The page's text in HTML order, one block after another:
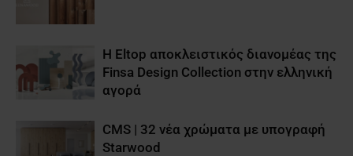
Η Eltop αποκλειστικός διανομέας της
Finsa Design Collection στην ελληνική
αγορά
CMS | 32 νέα χρώματα με υπογραφή
Starwood